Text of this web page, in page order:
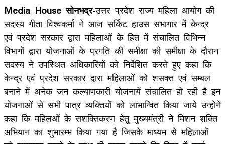
Media House सोनभद्र-उत्तर प्रदेश राज्य महिला आयोग की
सदस्य गीता विश्वकर्मा ने आज सर्किट हाउस सभागार में केन्द्र
एवं प्रदेश सरकार द्वारा महिलाओं के हित में संचालित विभिन्न
विभागों द्वारा योजनाओं के प्रगति की समीक्षा की समीक्षा के दौरान
सदस्य ने उपस्थित अधिकारियों को निर्देशित करते हुए कहा कि
केन्द्र एवं प्रदेश सरकार द्वारा महिलाओं को शसक्त एवं सम्बल
बनाने में अनेक जन कल्याणकारी योजनायें संचालित हो रही है इन
योजनाओं से सभी पात्र व्यक्तियों को लाभान्वित किया जाये उन्होने
कहा कि महिलओं के सशक्तिकरण हेतु मुख्यमंत्री ने मिशन शक्ति
अभियान का शुभारम्भ किया गया है जिसके माध्यम से महिलाओं